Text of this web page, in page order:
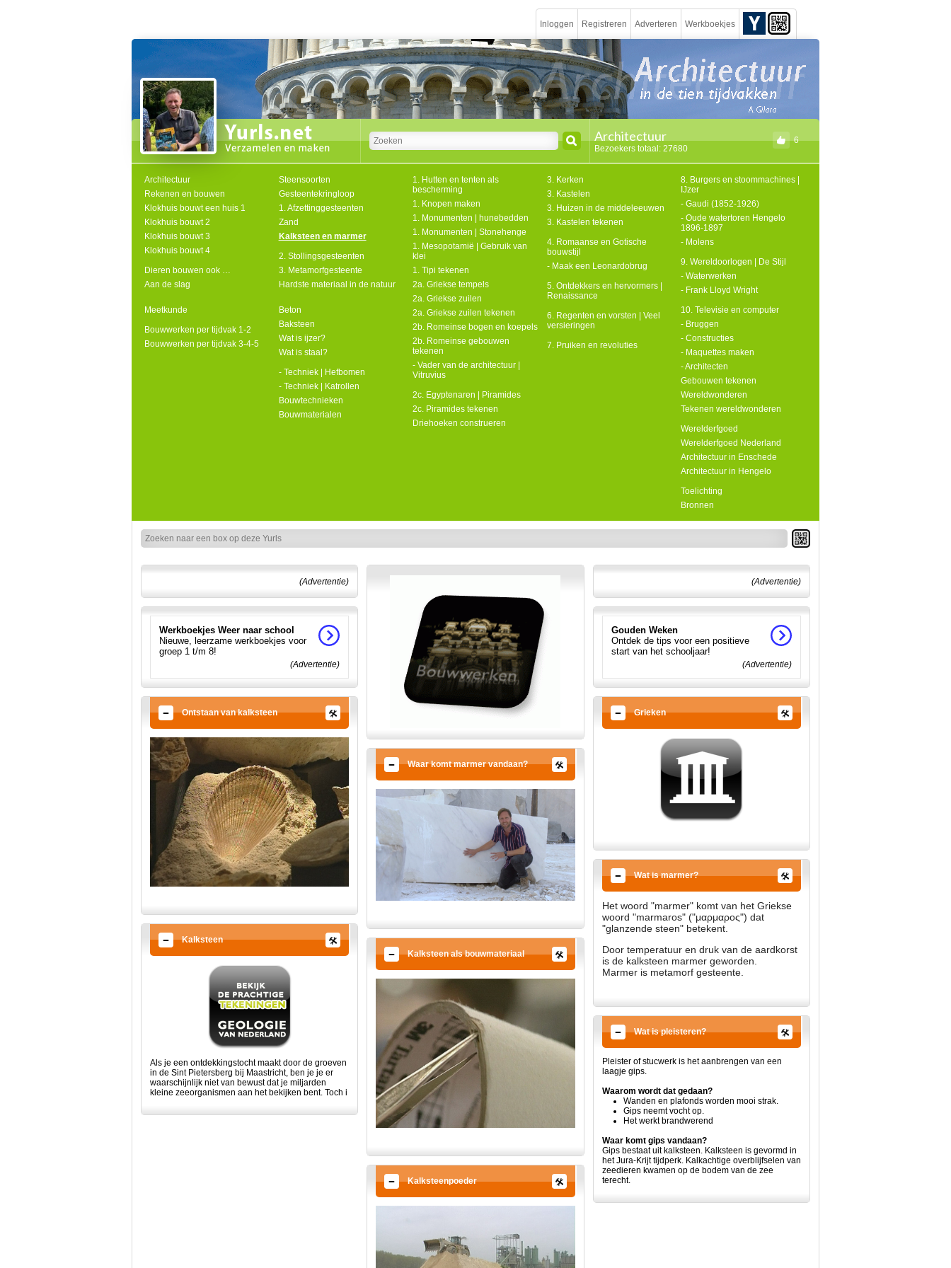
Inloggen Registreren Adverteren Werkboekjes
6
Architectuur
Bezoekers totaal: 27680
Architectuur
Rekenen en bouwen
Klokhuis bouwt een huis 1
Klokhuis bouwt 2
Klokhuis bouwt 3
Klokhuis bouwt 4
Dieren bouwen ook …
Aan de slag
Meetkunde
Bouwwerken per tijdvak 1-2
Bouwwerken per tijdvak 3-4-5
Steensoorten
Gesteentekringloop
1. Afzettinggesteenten
Zand
Kalksteen en marmer
2. Stollingsgesteenten
3. Metamorfgesteente
Hardste materiaal in de natuur
Beton
Baksteen
Wat is ijzer?
Wat is staal?
- Techniek | Hefbomen
- Techniek | Katrollen
Bouwtechnieken
Bouwmaterialen
1. Hutten en tenten als
bescherming
1. Knopen maken
1. Monumenten | hunebedden
1. Monumenten | Stonehenge
1. Mesopotamië | Gebruik van
klei
1. Tipi tekenen
2a. Griekse tempels
2a. Griekse zuilen
2a. Griekse zuilen tekenen
2b. Romeinse bogen en koepels
2b. Romeinse gebouwen
tekenen
- Vader van de architectuur |
Vitruvius
2c. Egyptenaren | Piramides
2c. Piramides tekenen
Driehoeken construeren
3. Kerken
3. Kastelen
3. Huizen in de middeleeuwen
3. Kastelen tekenen
4. Romaanse en Gotische
bouwstijl
- Maak een Leonardobrug
5. Ontdekkers en hervormers |
Renaissance
6. Regenten en vorsten | Veel
versieringen
7. Pruiken en revoluties
8. Burgers en stoommachines |
IJzer
- Gaudi (1852-1926)
- Oude watertoren Hengelo
1896-1897
- Molens
9. Wereldoorlogen | De Stijl
- Waterwerken
- Frank Lloyd Wright
10. Televisie en computer
- Bruggen
- Constructies
- Maquettes maken
- Architecten
Gebouwen tekenen
Wereldwonderen
Tekenen wereldwonderen
Werelderfgoed
Werelderfgoed Nederland
Architectuur in Enschede
Architectuur in Hengelo
Toelichting
Bronnen
(Advertentie)
Werkboekjes Weer naar school
Nieuwe, leerzame werkboekjes voor
groep 1 t/m 8!
(Advertentie)
Ontstaan van kalksteen
Kalksteen
Als je een ontdekkingstocht maakt door de groeven
in de Sint Pietersberg bij Maastricht, ben je je er
waarschijnlijk niet van bewust dat je miljarden
kleine zeeorganismen aan het bekijken bent. Toch i
Waar komt marmer vandaan?
Kalksteen als bouwmateriaal
Kalksteenpoeder
(Advertentie)
Gouden Weken
Ontdek de tips voor een positieve
start van het schooljaar!
(Advertentie)
Grieken
Wat is marmer?
Het woord "marmer" komt van het Griekse
woord "marmaros" ("μαρμαρος") dat
"glanzende steen" betekent.
Door temperatuur en druk van de aardkorst
is de kalksteen marmer geworden.
Marmer is metamorf gesteente.
Wat is pleisteren?
Pleister of stucwerk is het aanbrengen van een
laagje gips.
Waarom wordt dat gedaan?
Wanden en plafonds worden mooi strak.
Gips neemt vocht op.
Het werkt brandwerend
Waar komt gips vandaan?
Gips bestaat uit kalksteen. Kalksteen is gevormd in
het Jura-Krijt tijdperk. Kalkachtige overblijfselen van
zeedieren kwamen op de bodem van de zee
terecht.